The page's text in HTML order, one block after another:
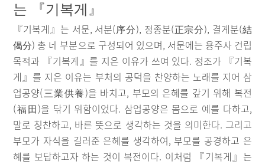
는 『기복게』
『기복게』는 서문, 서분(序分), 정종분(正宗分), 결게분(結
偈分) 총 네 부분으로 구성되어 있으며, 서문에는 용주사 건립
목적과 『기복게』를 지은 이유가 쓰여 있다. 정조가 『기복
게』를 지은 이유는 부처의 공덕을 찬양하는 노래를 지어 삼
업공양(三業供養)을 바치고, 부모의 은혜를 갚기 위해 복전
(福田)을 닦기 위함이었다. 삼업공양은 몸으로 예를 다하고,
말로 칭찬하고, 바른 뜻으로 생각하는 것을 의미한다. 그리고
부모가 자식을 길러준 은혜를 생각하여, 부모를 공경하고 은
혜를 보답하고자 하는 것이 복전이다. 이처럼 『기복게』는